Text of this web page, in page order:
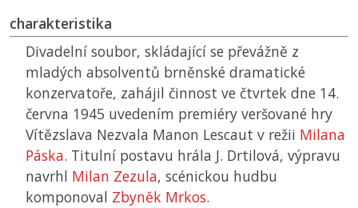
charakteristika
Divadelní soubor, skládající se převážně z
mladých absolventů brněnské dramatické
konzervatoře, zahájil činnost ve čtvrtek dne 14.
června 1945 uvedením premiéry veršované hry
Vítězslava Nezvala Manon Lescaut v režii Milana
Páska. Titulní postavu hrála J. Drtilová, výpravu
navrhl Milan Zezula, scénickou hudbu
komponoval Zbyněk Mrkos.